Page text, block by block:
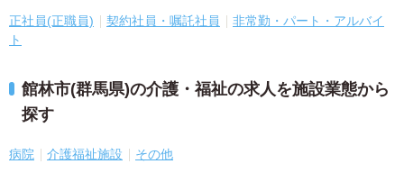
正社員(正職員) 契約社員・嘱託社員
非常勤・パート・アルバイ
ト
館林市(群馬県)の介護・福祉の求人を施設業態から
探す
病院 介護福祉施設 その他